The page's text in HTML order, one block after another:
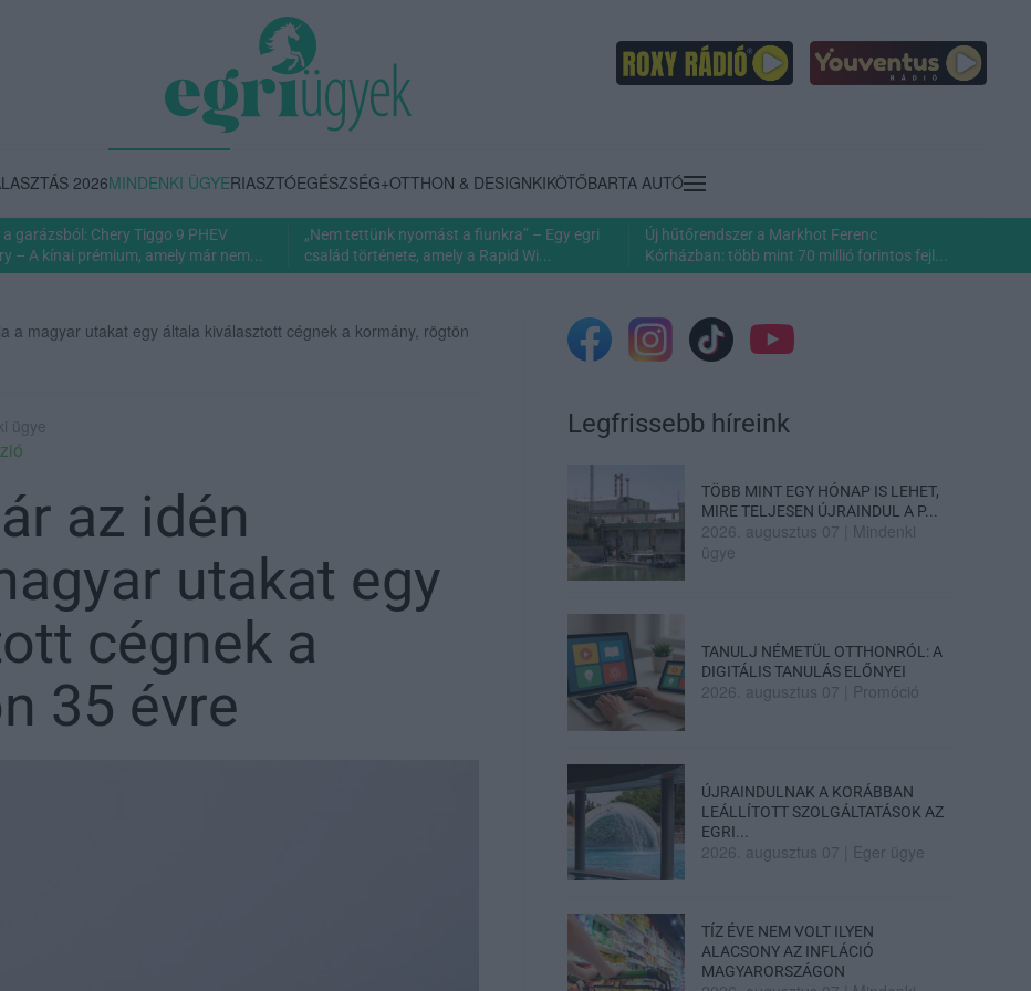
2026MINDENKI ÜGYERIASZTÓEGÉSZSÉG+OTTHON & DESIGNKIKÖTŐBARTA AUTÓ
a garázsból: Chery Tiggo 9 PHEV
– A kínai prémium, amely már nem...
„Nem tettünk nyomást a fiunkra” – Egy egri
család története, amely a Rapid Wi...
Új hűtőrendszer a Markhot Ferenc
Kórházban: több mint 70 millió forintos fejl...
a magyar utakat egy általa kiválasztott cégnek a kormány, rögtön
ügye
az idén
utakat egy
cégnek a
35 évre
Legfrissebb híreink
TÖBB MINT EGY HÓNAP IS LEHET,
MIRE TELJESEN ÚJRAINDUL A P...
2026. augusztus 07
Mindenki
ügye
TANULJ NÉMETÜL OTTHONRÓL: A
DIGITÁLIS TANULÁS ELŐNYEI
2026. augusztus 07 Promóció
ÚJRAINDULNAK A KORÁBBAN
LEÁLLÍTOTT SZOLGÁLTATÁSOK AZ
EGRI...
2026. augusztus 07 Eger ügye
TÍZ ÉVE NEM VOLT ILYEN
ALACSONY AZ INFLÁCIÓ
MAGYARORSZÁGON